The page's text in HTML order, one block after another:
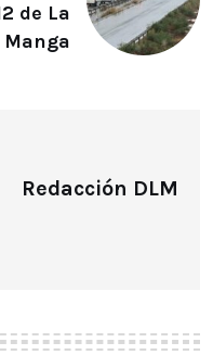
de La
Manga
Redacción DLM